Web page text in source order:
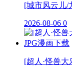
[城市风云儿/
2026-08-06 0
[超人·怪兽